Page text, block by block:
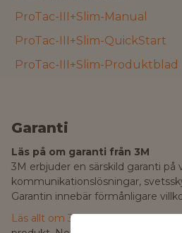
ProTac-III+Slim-Manual
ProTac-III+Slim-QuickStart
ProTac-III+Slim-Produktblad
Garanti
Läs på om garanti från 3M
3M erbjuder en särskild garanti på
kommunikationslösningar,
Garantin innebär förmånligare
Läs allt om 3M garanti härför att